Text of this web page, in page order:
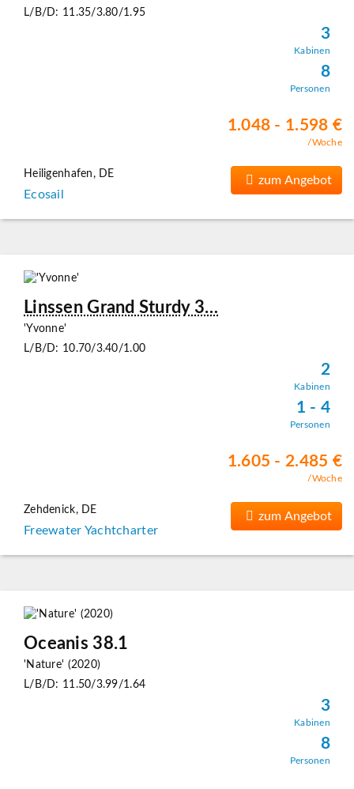
L/B/D: 11.35/3.80/1.95
3
Kabinen
8
Personen
1.048 - 1.598 €
/Woche
Heiligenhafen, DE
Ecosail
zum Angebot
Linssen Grand Sturdy 3…
'Yvonne'
L/B/D: 10.70/3.40/1.00
2
Kabinen
1 - 4
Personen
1.605 - 2.485 €
/Woche
Zehdenick, DE
Freewater Yachtcharter
zum Angebot
Oceanis 38.1
'Nature' (2020)
L/B/D: 11.50/3.99/1.64
3
Kabinen
8
Personen